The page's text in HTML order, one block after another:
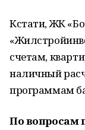
Кстати, ЖК
счетам,
наличный
программам
По вопросам